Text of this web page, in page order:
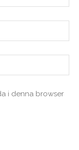
i denna browser